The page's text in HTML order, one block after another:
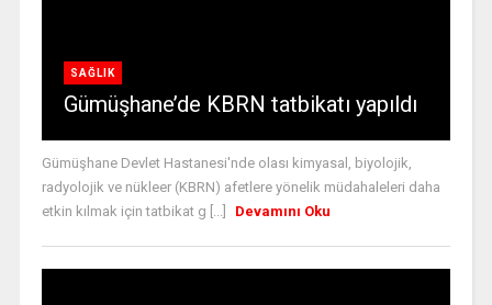
SAĞLIK
Gümüşhane’de KBRN tatbikatı yapıldı
Gümüşhane Devlet Hastanesi'nde olası kimyasal, biyolojik,
radyolojik ve nükleer (KBRN) afetlere yönelik müdahaleleri daha
etkin kılmak için tatbikat g [...]
Devamını Oku